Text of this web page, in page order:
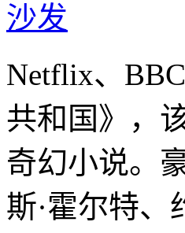
沙发
Netflix、
共和国》，
奇幻小说。
斯·霍尔特、